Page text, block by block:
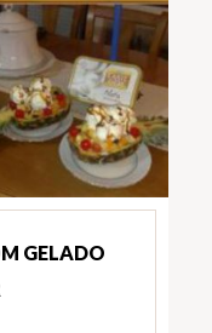
GELADO